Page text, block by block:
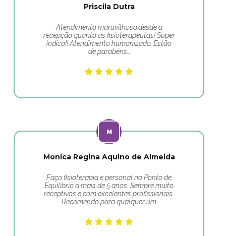
Priscila Dutra
Atendimento maravilhoso,desde a
recepção quanto as fisioterapeutas! Super
indico!! Atendimento humanizado. Estão
de parabéns…
Monica Regina Aquino de Almeida
Faço fisioterapia e personal no Ponto de
Equilibrio a mais de 5 anos. Sempre muito
receptivos e com excelentes profissionais.
Recomendo para qualquer um